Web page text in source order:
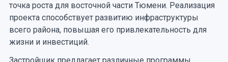
точка роста для восточной части Тюмени. Реализация
проекта способствует развитию инфраструктуры
всего района, повышая его привлекательность для
жизни и инвестиций.